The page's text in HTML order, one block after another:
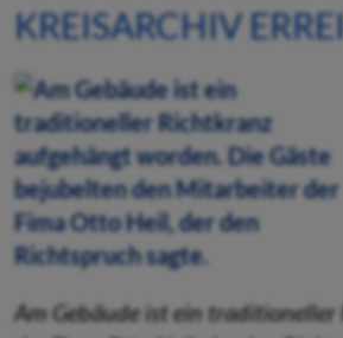
KREISARCHIV
Am Gebäude ist ein